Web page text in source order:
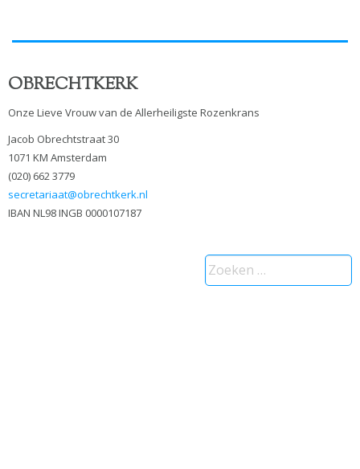
OBRECHTKERK
Onze Lieve Vrouw van de Allerheiligste Rozenkrans
Jacob Obrechtstraat 30
1071 KM Amsterdam
(020) 662 3779
secretariaat@obrechtkerk.nl
IBAN NL98 INGB 0000107187
Zoeken
naar: